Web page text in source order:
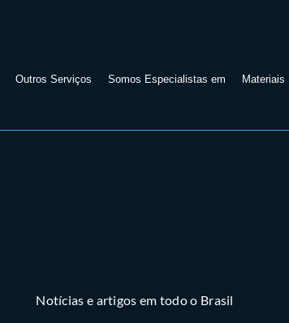
Outros Serviços Somos Especialistas em Materiais
Notícias e artigos em todo o Brasil